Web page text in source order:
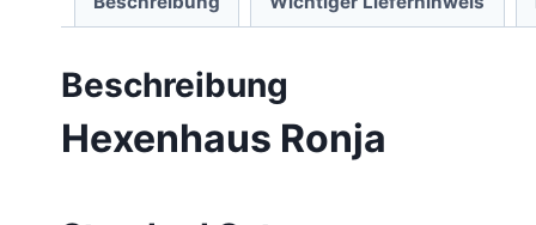
Beschreibung
Hexenhaus Ronja